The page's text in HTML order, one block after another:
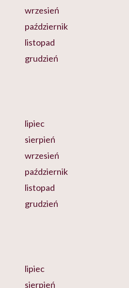
wrzesień
październik
listopad
grudzień
lipiec
sierpień
wrzesień
październik
listopad
grudzień
lipiec
sierpień